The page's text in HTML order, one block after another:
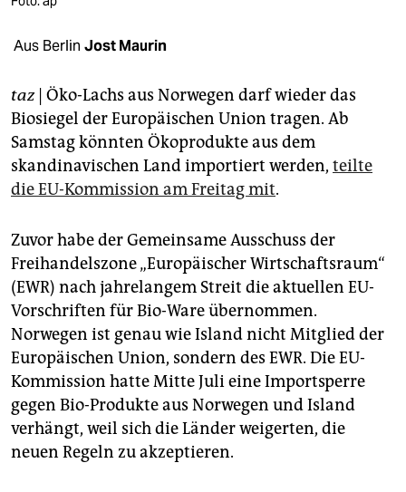
veranstaltungen
shop
unterstützen
abo
genossenschaft
Aus Berlin Jost Maurin
taz| Öko-Lachs aus Norwegen darf wieder das
Biosiegel der Europäischen Union tragen. Ab
Samstag könnten Ökoprodukte aus dem
skandinavischen Land importiert werden, teilte
die EU-Kommission am Freitag mit.
Zuvor habe der Gemeinsame Ausschuss der
Freihandelszone „Europäischer Wirtschaftsraum“
(EWR) nach jahrelangem Streit die aktuellen EU-
Vorschriften für Bio-Ware übernommen.
Norwegen ist genau wie Island nicht Mitglied der
Europäischen Union, sondern des EWR. Die EU-
Kommission hatte Mitte Juli eine Importsperre
gegen Bio-Produkte aus Norwegen und Island
verhängt, weil sich die Länder weigerten, die
neuen Regeln zu akzeptieren.